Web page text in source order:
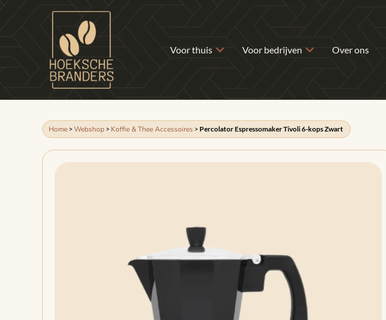
Voor thuis Voor bedrijven Over ons
Home > Webshop > Koffie & Thee Accessoires > Percolator Espressomaker Tivoli 6-kops Zwart